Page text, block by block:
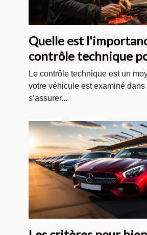
Quelle est
contrôle technique
véhicule ?
Le contrôle technique est un
votre véhicule est examiné dans
s’assurer...